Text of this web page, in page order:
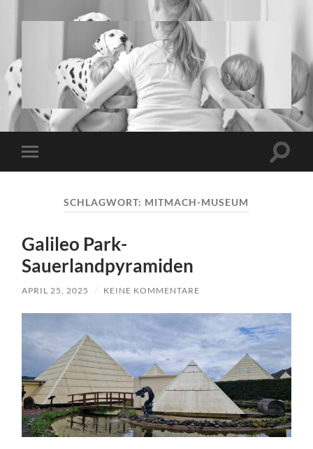
www.twins-
and-
more.de
Menü
SCHLAGWORT: MITMACH-MUSEUM
Galileo Park-
Sauerlandpyramiden
APRIL 25, 2025 / KEINE KOMMENTARE